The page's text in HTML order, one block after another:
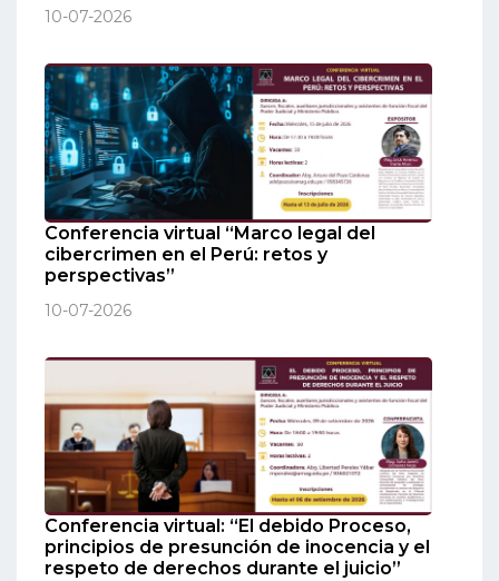
10-07-2026
Conferencia virtual “Marco legal del
cibercrimen en el Perú: retos y
perspectivas”
10-07-2026
Conferencia virtual: “El debido Proceso,
principios de presunción de inocencia y el
respeto de derechos durante el juicio”